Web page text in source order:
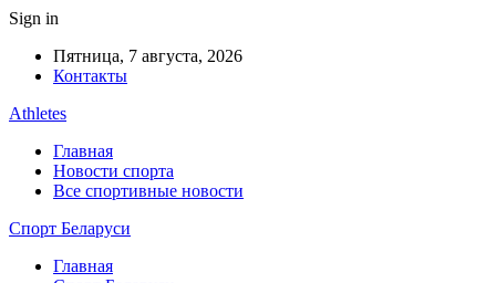
Sign in
Пятница, 7 августа, 2026
Контакты
Athletes
Главная
Новости спорта
Все спортивные новости
Спорт Беларуси
Главная